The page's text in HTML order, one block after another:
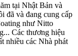
tại Nhật Bản và
đã và đang cung cấp
như Nitto
Các thương hiệu
nhiều các Nhà phát